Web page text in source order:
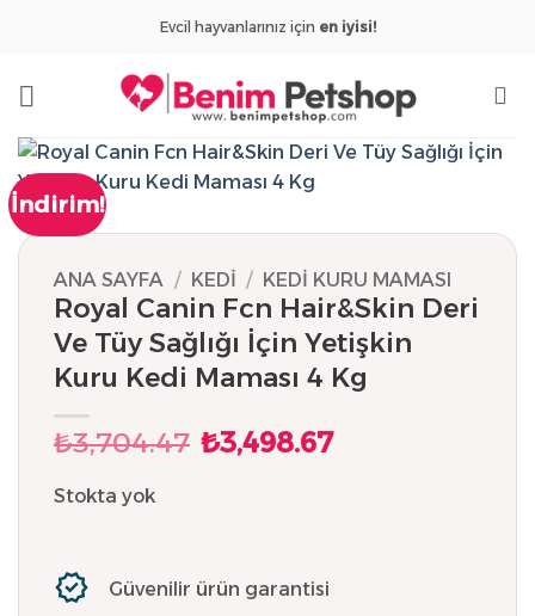
Evcil hayvanlarınız için en iyisi!
İndirim!
ANA SAYFA / KEDI / KEDI KURU MAMASI
Royal Canin Fcn Hair&Skin Deri
Ve Tüy Sağlığı İçin Yetişkin
Kuru Kedi Maması 4 Kg
₺3,704.47 Orijinal
fiyat:
₺3,498.67Şu
Stokta yok
Güvenilir ürün garantisi